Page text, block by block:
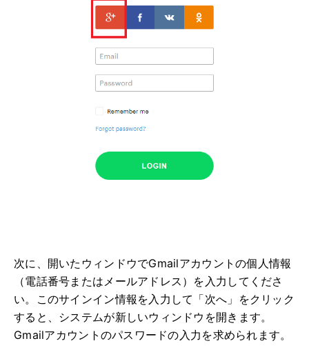
次に、開いたウィンドウでGmailアカウントの個人情報
（電話番号またはメールアドレス）を入力してくださ
い。このサインイン情報を入力して「次へ」をクリック
すると、システムが新しいウィンドウを開きます。
Gmailアカウントのパスワードの入力を求められます。